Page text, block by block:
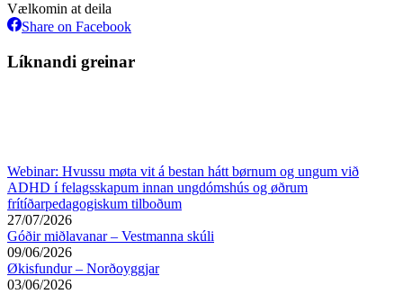
Vælkomin at deila
Share on FacebookShare
Facebook
Líknandi greinar
Webinar: Hvussu møta vit á bestan hátt børnum og ungum við
ADHD í felagsskapum innan ungdómshús og øðrum
frítíðarpedagogiskum tilboðum
27/07/2026
Góðir miðlavanar – Vestmanna skúli
09/06/2026
Økisfundur – Norðoyggjar
03/06/2026